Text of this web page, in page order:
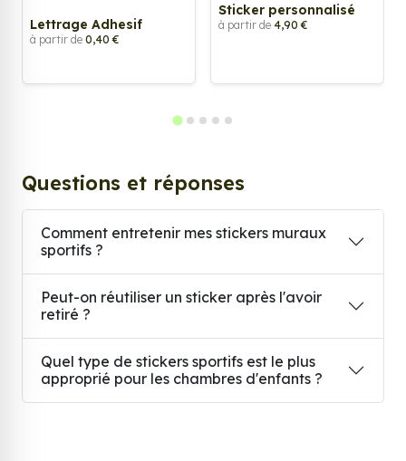
Lettrage Adhesif
à partir de 0,40 €
Sticker personnalisé
à partir de 4,90 €
Questions et réponses
Comment entretenir mes stickers muraux
sportifs ?
Peut-on réutiliser un sticker après l'avoir
retiré ?
Quel type de stickers sportifs est le plus
approprié pour les chambres d'enfants ?